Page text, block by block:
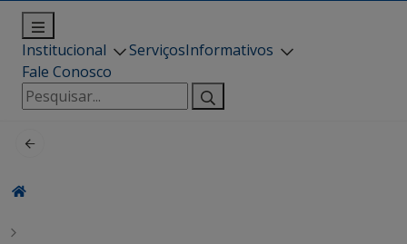
Institucional ServiçosInformativos
Fale Conosco
Pesquisar
por: